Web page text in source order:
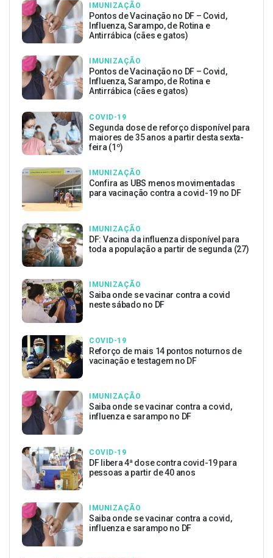
IMUNIZAÇÃO
Pontos de Vacinação no DF – Covid,
Influenza, Sarampo, de Rotina e
Antirrábica (cães e gatos)
IMUNIZAÇÃO
Pontos de Vacinação no DF – Covid,
Influenza, Sarampo, de Rotina e
Antirrábica (cães e gatos)
COVID-19
Segunda dose de reforço disponível para
maiores de 35 anos a partir desta sexta-
feira (1º)
IMUNIZAÇÃO
Confira as UBS menos movimentadas
para vacinação contra a covid-19 no DF
IMUNIZAÇÃO
DF: Vacina da influenza disponível para
toda a população a partir de segunda (27)
IMUNIZAÇÃO
Saiba onde se vacinar contra a covid
neste sábado no DF
COVID-19
Reforço de mais 14 pontos noturnos de
vacinação e testagem no DF
IMUNIZAÇÃO
Saiba onde se vacinar contra a covid,
influenza e sarampo no DF
COVID-19
DF libera 4ª dose contra covid-19 para
pessoas a partir de 40 anos
IMUNIZAÇÃO
Saiba onde se vacinar contra a covid,
influenza e sarampo no DF